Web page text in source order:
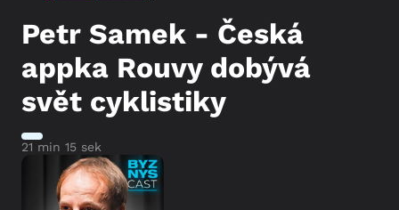
Petr Samek - Česká
appka Rouvy dobývá
svět cyklistiky
21 min 15 sek